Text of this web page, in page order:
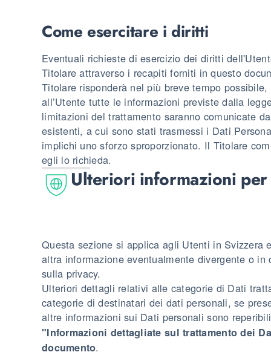
Come esercitare i diritti
Eventuali richieste di esercizio dei diritti
Titolare attraverso i recapiti forniti in questo
Titolare risponderà nel più breve tempo
all’Utente tutte le informazioni previste dalla
limitazioni del trattamento saranno comunicate
esistenti, a cui sono stati trasmessi i Dati
implichi uno sforzo sproporzionato. Il Titolare
egli lo richieda.
Ulteriori informazioni
Questa sezione si applica agli Utenti in
altra informazione eventualmente divergente o
sulla privacy.
Ulteriori dettagli relativi alle categorie di Dati
categorie di destinatari dei dati personali, se
altre informazioni sui Dati personali sono
"Informazioni dettagliate sul trattamento dei
documento.